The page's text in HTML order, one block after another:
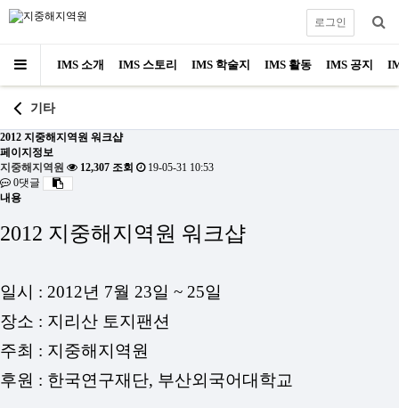
IMS 소개 IMS 스토리 IMS 학술지 IMS 활동 IMS 공지
로그인
기타
2012 지중해지역원 워크샵
페이지정보
지중해지역원
12,307 조회
19-05-31 10:53
0댓글
내용
2012 지중해지역원 워크샵
일시 : 2012년 7월 23일 ~ 25일
장소 : 지리산 토지팬션
주최 : 지중해지역원
후원 : 한국연구재단, 부산외국어대학교